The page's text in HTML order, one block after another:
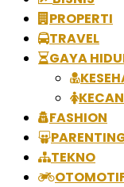
PROPERTI
TRAVEL
GAYA
FASHION
TEKNO